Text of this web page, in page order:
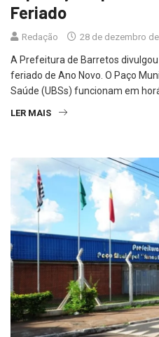
Feriado
Redação 28 de dezembro
A Prefeitura de Barretos divulgou
feriado de Ano Novo. O Paço
Saúde (UBSs) funcionam em
LER MAIS